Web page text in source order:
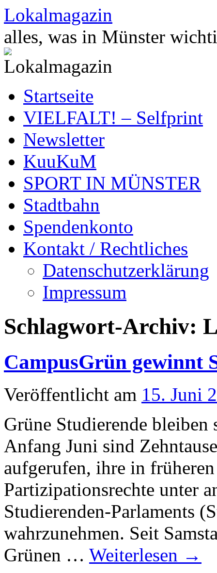
Zum
Inhalt
springen
Lokalmagazin
alles, was in Münster
Startseite
VIELFALT! – Selfprint
Newsletter
KuuKuM
SPORT IN MÜNSTER
Stadtbahn
Spendenkonto
Kontakt / Rechtliches
Datenschutzerklärung
Impressum
Schlagwort-Archiv:
CampusGrün gewinnt
Veröffentlicht am 15. Juni
Grüne Studierende bleiben
Anfang Juni sind
aufgerufen, ihre in
Partizipationsrechte unter
Studierenden-Parlaments
wahrzunehmen. Seit
Grünen … Weiterlesen →